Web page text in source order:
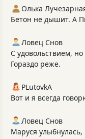
Олька
Бетон не дышит. А
Ловец Снов
С удовольствием,
Гораздо реже.
PLutоvkА
Вот и я всегда
Ловец Снов
Маруся улыбнулась,